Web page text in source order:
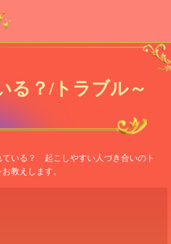
る？/トラブル～
ている？ 起こしやすい人づき合いのト
教えします。